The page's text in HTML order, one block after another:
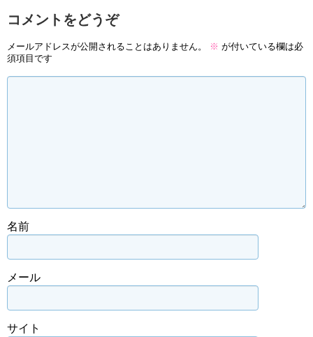
コメントをどうぞ
メールアドレスが公開されることはありません。 ※ が付いている欄は必
須項目です
名前
メール
サイト